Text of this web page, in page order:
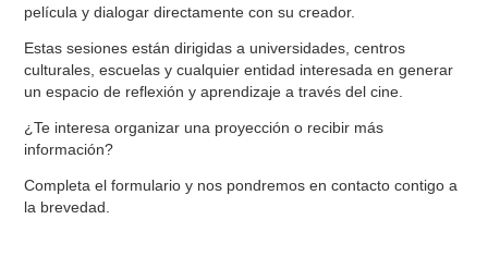
película y dialogar directamente con su creador.
Estas sesiones están dirigidas a universidades, centros
culturales, escuelas y cualquier entidad interesada en generar
un espacio de reflexión y aprendizaje a través del cine.
¿Te interesa organizar una proyección o recibir más
información?
Completa el formulario y nos pondremos en contacto contigo a
la brevedad.